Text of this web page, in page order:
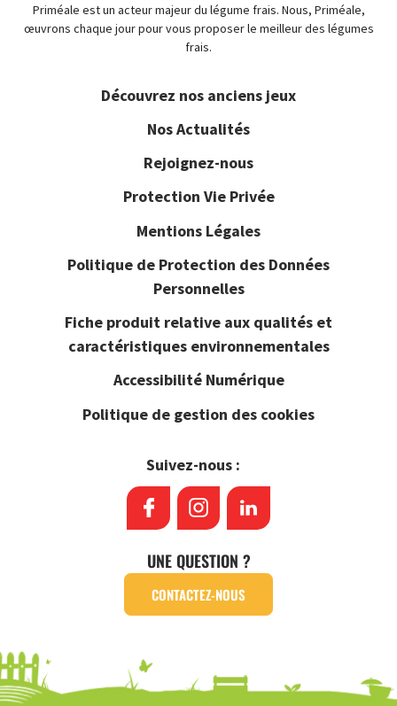
Priméale est un acteur majeur du légume frais. Nous, Priméale,
œuvrons chaque jour pour vous proposer le meilleur des légumes
frais.
Découvrez nos anciens jeux
Nos Actualités
Rejoignez-nous
Protection Vie Privée
Mentions Légales
Politique de Protection des Données
Personnelles
Fiche produit relative aux qualités et
caractéristiques environnementales
Accessibilité Numérique
Politique de gestion des cookies
Suivez-nous :
UNE QUESTION ?
CONTACTEZ-NOUS